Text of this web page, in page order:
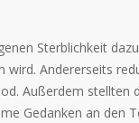
Sterblichkeit
Andererseits
Außerdem stellten
Gedanken an den